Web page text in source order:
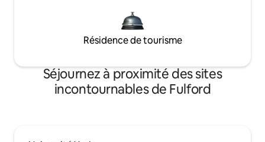
Résidence de tourisme
Séjournez à proximité des sites
incontournables de Fulford